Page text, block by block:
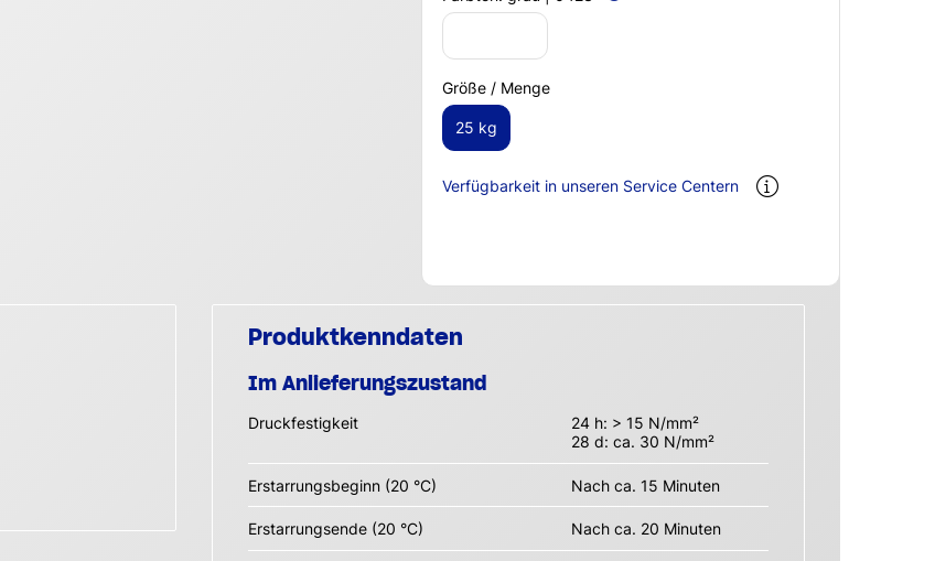
Größe / Menge
25 kg
Verfügbarkeit in unseren Service Centern
Produktkenndaten
Im Anlieferungszustand
Druckfestigkeit
24 h: > 15 N/mm²
28 d: ca. 30 N/mm²
Erstarrungsbeginn (20 °C) Nach ca. 15 Minuten
Erstarrungsende (20 °C) Nach ca. 20 Minuten